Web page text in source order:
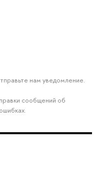
нам уведомление.
сообщений об